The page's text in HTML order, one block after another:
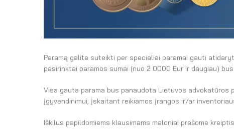
Paramą galite suteikti per specialiai paramai gauti
pasirinktai paramos sumai (nuo 2 0000 Eur ir daugiau)
Visa gauta parama bus panaudota Lietuvos
įgyvendinimui, įskaitant reikiamos įrangos ir/ar
Iškilus papildomiems klausimams maloniai prašome